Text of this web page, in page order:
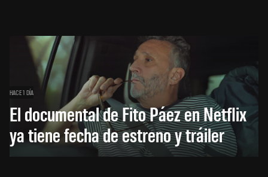
HACE 1 DÍA
El documental de Fito Páez en Netflix
ya tiene fecha de estreno y tráiler